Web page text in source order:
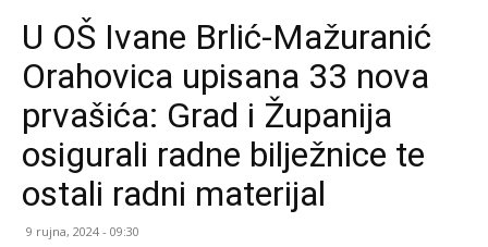
stranice
Grada
U OŠ Ivane Brlić-Mažuranić
Orahovica upisana 33 nova
prvašića: Grad i Županija
osigurali radne bilježnice te
ostali radni materijal
9 rujna, 2024 - 09:30